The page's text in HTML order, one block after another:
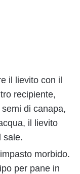
il lievito con il
recipiente,
di canapa,
il lievito
sale.
morbido.
per pane in